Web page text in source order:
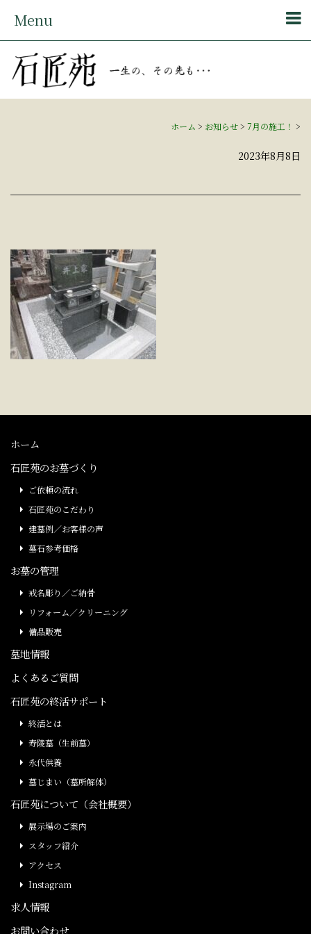
Menu
ホーム > お知らせ> 7月の施工！ >
2023年8月8日
ホーム
石匠苑のお墓づくり
ご依頼の流れ
石匠苑のこだわり
建墓例／お客様の声
墓石参考価格
お墓の管理
戒名彫り／ご納骨
リフォーム／クリーニング
備品販売
墓地情報
よくあるご質問
石匠苑の終活サポート
終活とは
寿陵墓（生前墓）
永代供養
墓じまい（墓所解体）
石匠苑について（会社概要）
展示場のご案内
スタッフ紹介
アクセス
Instagram
求人情報
お問い合わせ